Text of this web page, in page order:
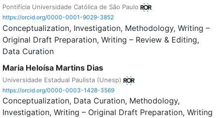
Pontifícia Universidade Católica de São Paulo
https://orcid.org/0000-0001-9029-3852
Conceptualization Investigation Methodology Writing –
Original Draft Preparation Writing – Review & Editing
Data Curation
Maria Heloísa Martins Dias
Universidade Estadual Paulista (Unesp)
https://orcid.org/0000-0003-1428-3569
Conceptualization Data Curation Methodology
Investigation Writing – Original Draft Preparation Writing